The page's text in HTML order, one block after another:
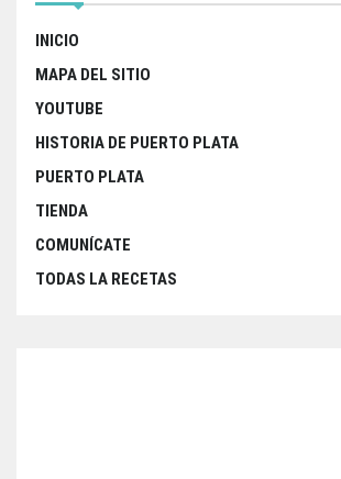
INICIO
MAPA DEL SITIO
YOUTUBE
HISTORIA DE PUERTO PLATA
PUERTO PLATA
TIENDA
COMUNÍCATE
TODAS LA RECETAS